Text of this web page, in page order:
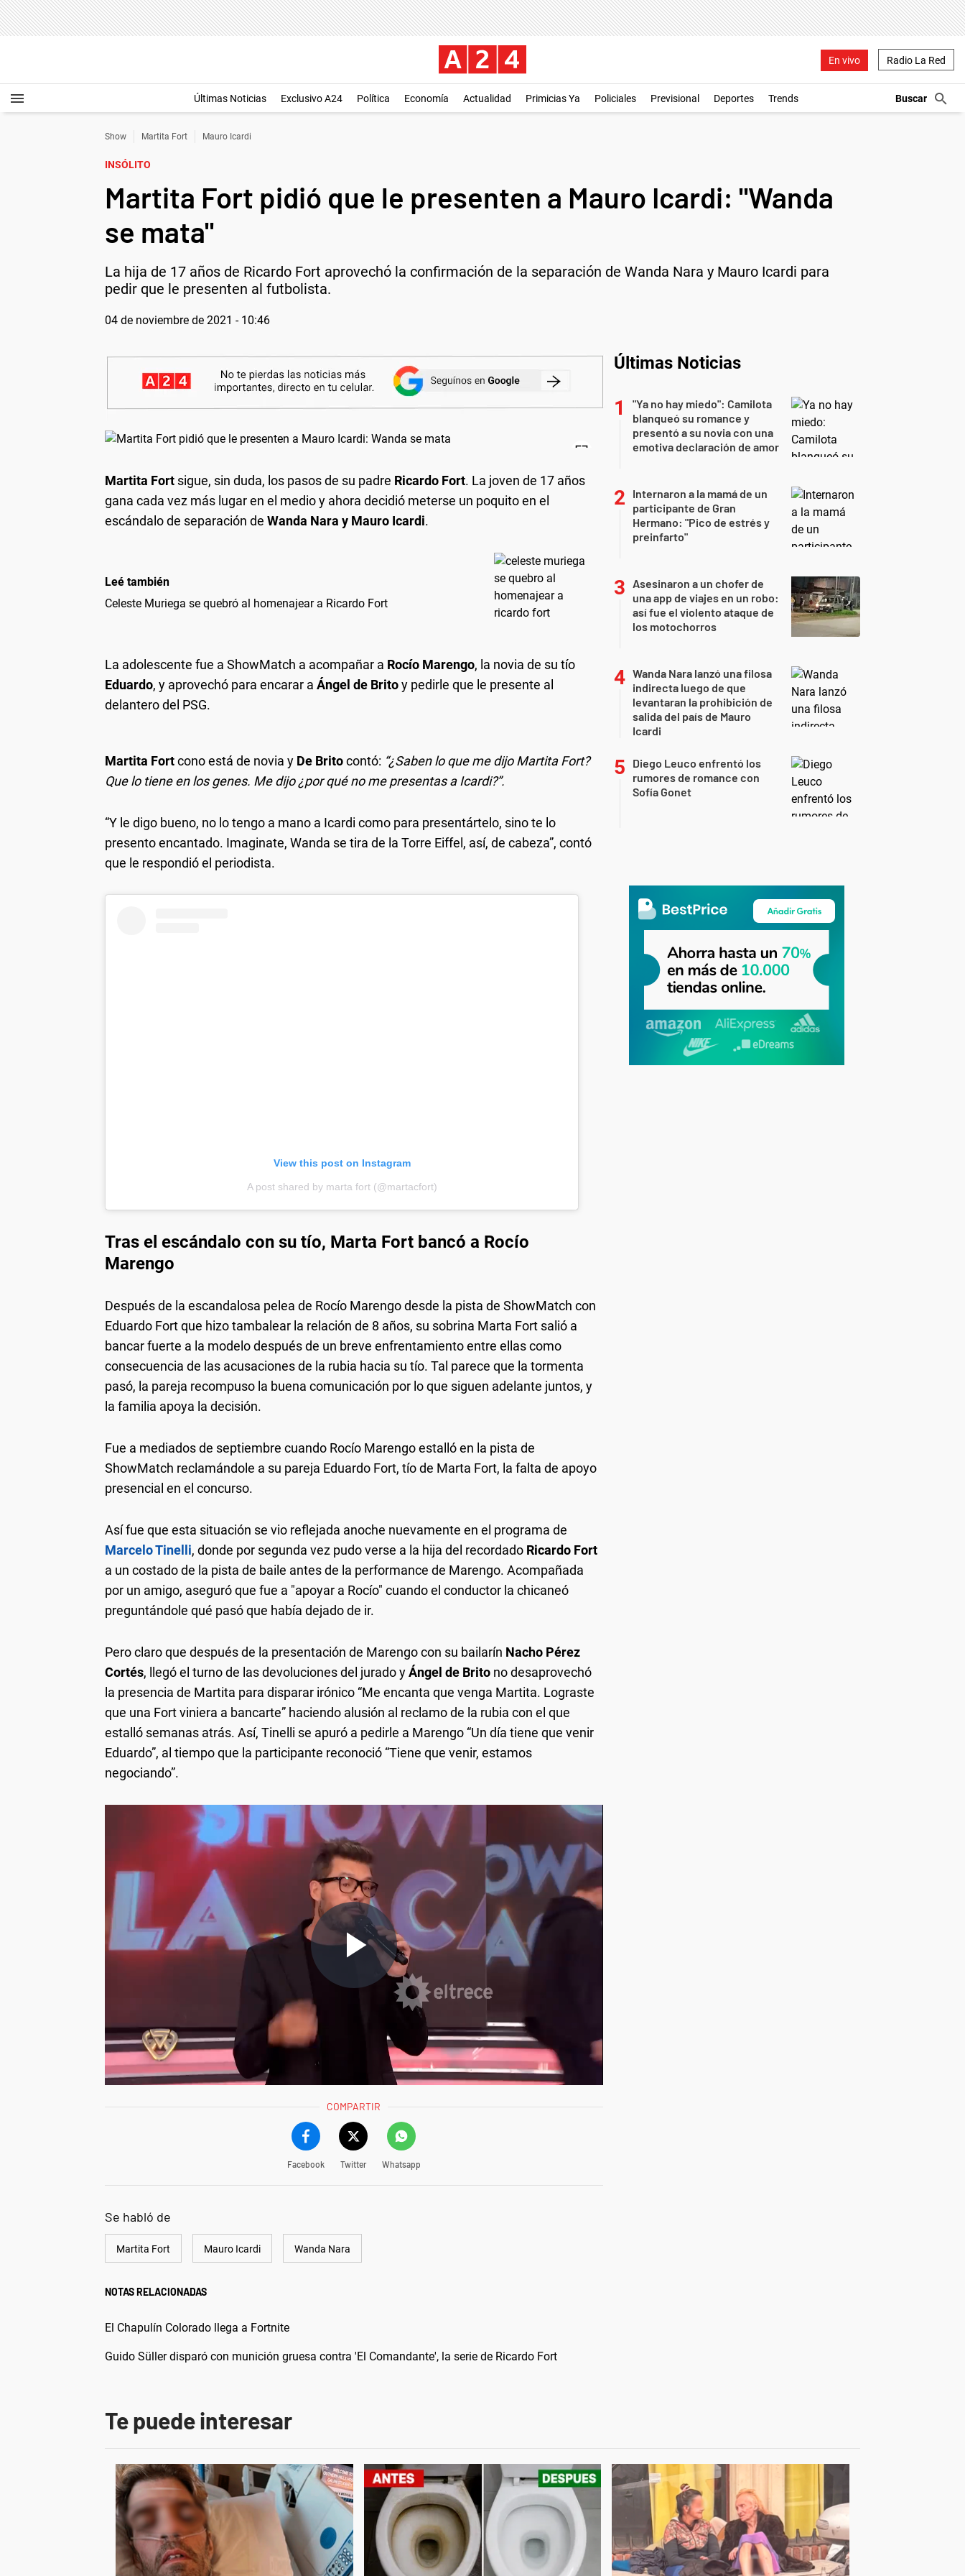
En vivo Radio La Red
Últimas Noticias Exclusivo A24 Política Economía Actualidad Primicias Ya Policiales Previsional Deportes Trends
Show Martita Fort Mauro Icardi
INSÓLITO
Martita Fort pidió que le presenten a Mauro Icardi: "Wanda
se mata"
La hija de 17 años de Ricardo Fort aprovechó la confirmación de la separación de Wanda Nara y Mauro Icardi para
pedir que le presenten al futbolista.
04 de noviembre de 2021 - 10:46
Martita Fort sigue, sin duda, los pasos de su padre Ricardo Fort. La joven de 17 años
gana cada vez más lugar en el medio y ahora decidió meterse un poquito en el
escándalo de separación de Wanda Nara y Mauro Icardi.
Leé también
Celeste Muriega se quebró al homenajear a Ricardo Fort
La adolescente fue a ShowMatch a acompañar a Rocío Marengo, la novia de su tío
Eduardo, y aprovechó para encarar a Ángel de Britoy pedirle que le presente al
delantero del PSG.
Martita Fortcono está de novia y De Britocontó: “¿Saben lo que me dijo Martita Fort?
Que lo tiene en los genes. Me dijo ¿por qué no me presentas a Icardi?”.
“Y le digo bueno, no lo tengo a mano a Icardi como para presentártelo, sino te lo
presento encantado. Imaginate, Wanda se tira de la Torre Eiffel, así, de cabeza”, contó
que le respondió el periodista.
View this post on Instagram
A post shared by marta fort (@martacfort)
Tras el escándalo con su tío, Marta Fort bancó a Rocío
Marengo
Después de la escandalosa pelea de Rocío Marengo desde la pista de ShowMatch con
Eduardo Fort que hizo tambalear la relación de 8 años, su sobrina Marta Fort salió a
bancar fuerte a la modelo después de un breve enfrentamiento entre ellas como
consecuencia de las acusaciones de la rubia hacia su tío. Tal parece que la tormenta
pasó, la pareja recompuso la buena comunicación por lo que siguen adelante juntos, y
la familia apoya la decisión.
Fue a mediados de septiembre cuando Rocío Marengo estalló en la pista de
ShowMatch reclamándole a su pareja Eduardo Fort, tío de Marta Fort, la falta de apoyo
presencial en el concurso.
Así fue que esta situación se vio reflejada anoche nuevamente en el programa de
Marcelo Tinelli, donde por segunda vez pudo verse a la hija del recordado Ricardo Fort
a un costado de la pista de baile antes de la performance de Marengo. Acompañada
por un amigo, aseguró que fue a "apoyar a Rocío" cuando el conductor la chicaneó
preguntándole qué pasó que había dejado de ir.
Pero claro que después de la presentación de Marengo con su bailarín Nacho Pérez
Cortés, llegó el turno de las devoluciones del jurado yÁngel de Brito no desaprovechó
la presencia de Martita para disparar irónico “Me encanta que venga Martita. Lograste
que una Fort viniera a bancarte” haciendo alusión al reclamo de la rubia con el que
estalló semanas atrás. Así, Tinelli se apuró a pedirle a Marengo “Un día tiene que venir
Eduardo”, al tiempo que la participante reconoció “Tiene que venir, estamos
negociando”.
COMPARTIR
Facebook Twitter Whatsapp
Se habló de
Martita Fort Mauro Icardi Wanda Nara
NOTAS RELACIONADAS
El Chapulín Colorado llega a Fortnite
Guido Süller disparó con munición gruesa contra 'El Comandante', la serie de Ricardo Fort
Últimas Noticias
"Ya no hay miedo": Camilota
blanqueó su romance y
presentó a su novia con una
emotiva declaración de amor
Internaron a la mamá de un
participante de Gran
Hermano: "Pico de estrés y
preinfarto"
Asesinaron a un chofer de
una app de viajes en un robo:
así fue el violento ataque de
los motochorros
Wanda Nara lanzó una filosa
indirecta luego de que
levantaran la prohibición de
salida del país de Mauro
Icardi
Diego Leuco enfrentó los
rumores de romance con
Sofía Gonet
Te puede interesar